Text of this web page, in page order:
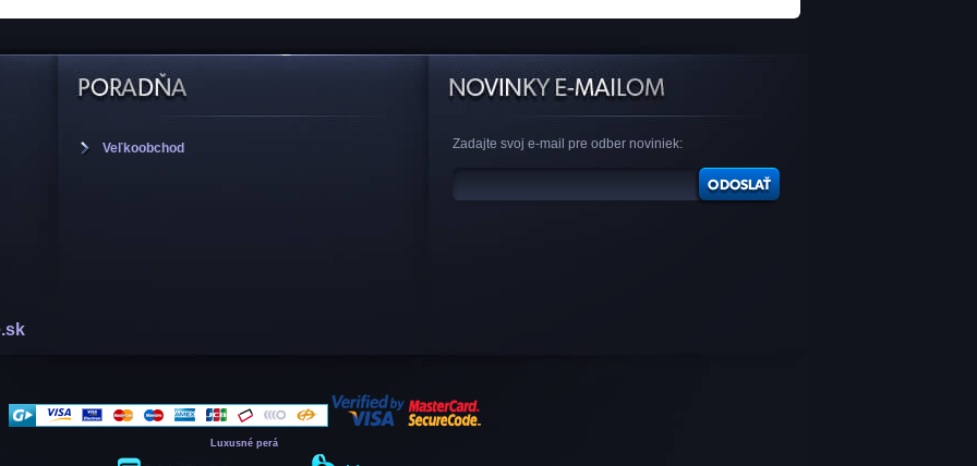
Veľkoobchod Zadajte svoj e-mail pre odber noviniek:
Luxusné perá